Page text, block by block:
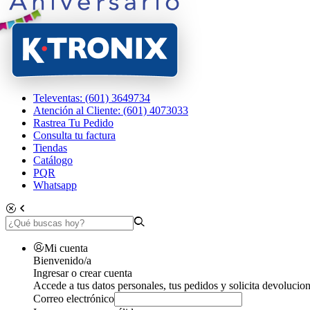
Televentas: (601) 3649734
Atención al Cliente: (601) 4073033
Rastrea Tu Pedido
Consulta tu factura
Tiendas
Catálogo
PQR
Whatsapp
Mi cuenta
Bienvenido/a
Ingresar o crear cuenta
Accede a tus datos personales, tus pedidos y solicita
Correo electrónico